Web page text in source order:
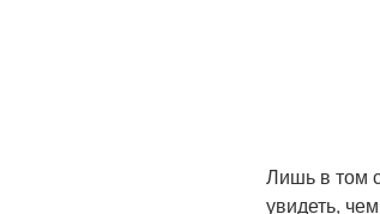
Лишь в том
увидеть,